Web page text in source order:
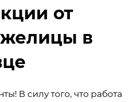
от
в
В силу того, что работа